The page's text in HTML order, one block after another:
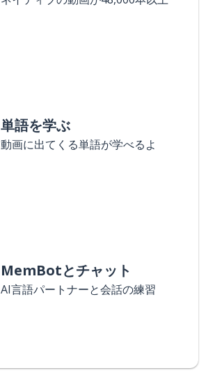
単語を学ぶ
動画に出てくる単語が学べるよ
MemBotとチャット
AI言語パートナーと会話の練習